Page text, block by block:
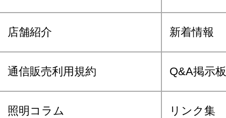
店舗紹介 新着情報
通信販売利用規約 Q&A掲示板
照明コラム リンク集